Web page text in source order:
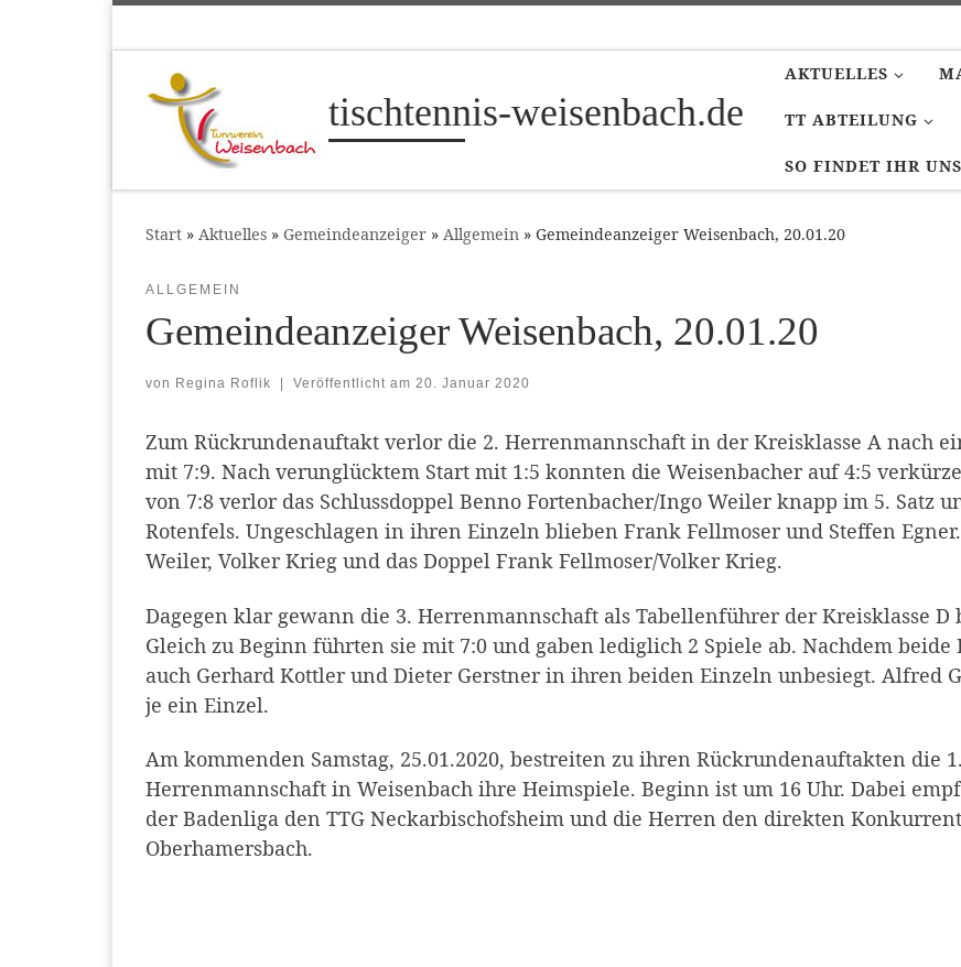
tischtennis-weisenbach.de
AKTUELLES
TT ABTEILUNG
SO FINDET IHR UNS
Start » Aktuelles » Gemeindeanzeiger » Allgemein » Gemeindeanzeiger Weisenbach, 20.01.20
ALLGEMEIN
Gemeindeanzeiger Weisenbach, 20.01.20
von Regina Roflik Veröffentlicht am 20. Januar 2020
Zum Rückrundenauftakt verlor die 2. Herrenmannschaft in der Kreisklasse A nach
mit 7:9. Nach verunglücktem Start mit 1:5 konnten die Weisenbacher auf 4:5
von 7:8 verlor das Schlussdoppel Benno Fortenbacher/Ingo Weiler knapp im 5. Satz
Rotenfels. Ungeschlagen in ihren Einzeln blieben Frank Fellmoser und Steffen
Weiler, Volker Krieg und das Doppel Frank Fellmoser/Volker Krieg.
Dagegen klar gewann die 3. Herrenmannschaft als Tabellenführer der Kreisklasse D
Gleich zu Beginn führten sie mit 7:0 und gaben lediglich 2 Spiele ab. Nachdem
auch Gerhard Kottler und Dieter Gerstner in ihren beiden Einzeln unbesiegt. Alfred
je ein Einzel.
Am kommenden Samstag, 25.01.2020, bestreiten zu ihren Rückrundenauftakten die
Herrenmannschaft in Weisenbach ihre Heimspiele. Beginn ist um 16 Uhr. Dabei
der Badenliga den TTG Neckarbischofsheim und die Herren den direkten
Oberhamersbach.